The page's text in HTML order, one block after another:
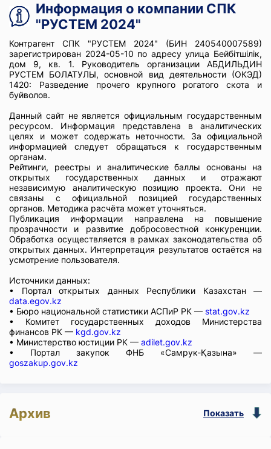
Информация о компании СПК
"РУСТЕМ 2024"
Контрагент СПК "РУСТЕМ 2024" (БИН 240540007589)
зарегистрирован 2024-05-10 по адресу улица Бейбітшілік,
дом 9, кв. 1. Руководитель организации АБДИЛЬДИН
РУСТЕМ БОЛАТУЛЫ, основной вид деятельности (ОКЭД)
1420: Разведение прочего крупного рогатого скота и
буйволов.
Данный сайт не является официальным государственным
ресурсом. Информация представлена в аналитических
целях и может содержать неточности. За официальной
информацией следует обращаться к государственным
органам.
Рейтинги, реестры и аналитические баллы основаны на
открытых государственных данных и отражают
независимую аналитическую позицию проекта. Они не
связаны с официальной позицией государственных
органов. Методика расчёта может уточняться.
Публикация информации направлена на повышение
прозрачности и развитие добросовестной конкуренции.
Обработка осуществляется в рамках законодательства об
открытых данных. Интерпретация результатов остаётся на
усмотрение пользователя.
Источники данных:
• Портал открытых данных Республики Казахстан —
data.egov.kz
• Бюро национальной статистики АСПиР РК — stat.gov.kz
• Комитет государственных доходов Министерства
финансов РК — kgd.gov.kz
• Министерство юстиции РК — adilet.gov.kz
• Портал закупок ФНБ «Самрук-Қазына» —
goszakup.gov.kz
Архив Показать